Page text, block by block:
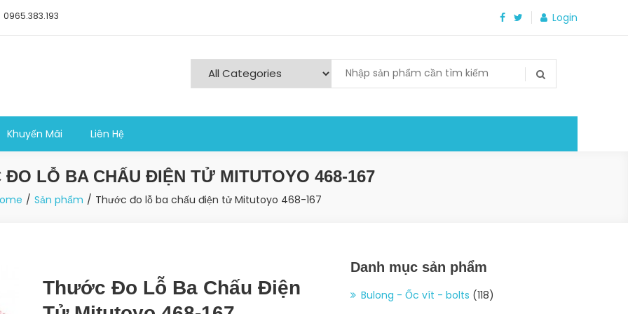
0965.383.193 Login
Khuyến Mãi Liên Hệ
ĐO LỖ BA CHẤU ĐIỆN TỬ MITUTOYO 468-167
Sản phẩm Thước đo lỗ ba chấu điện tử Mitutoyo 468-167
Thước Đo Lỗ Ba Chấu Điện
Danh mục sản phẩm
Bulong - Ốc vít - bolts (118)